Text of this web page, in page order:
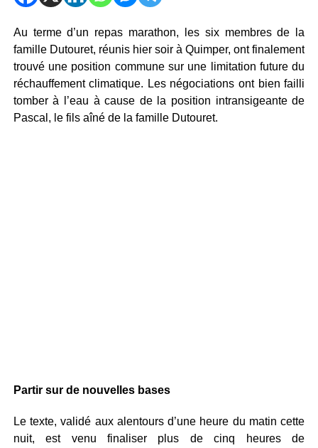
Au terme d’un repas marathon, les six membres de la
famille Dutouret, réunis hier soir à Quimper, ont finalement
trouvé une position commune sur une limitation future du
réchauffement climatique. Les négociations ont bien failli
tomber à l’eau à cause de la position intransigeante de
Pascal, le fils aîné de la famille Dutouret.
Partir sur de nouvelles bases
Le texte, validé aux alentours d’une heure du matin cette
nuit, est venu finaliser plus de cinq heures de